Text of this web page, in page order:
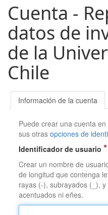
Cuenta -
datos de
de la
Chile
Información de la cuenta
Puede crear una cuenta
sus otrasopciones de
Identificador de usuario
Crear un nombre de
de longitud que contenga
rayas (-), subrayados (_),
acentuados ni eñes.